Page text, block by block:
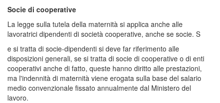
Socie di cooperative
La legge sulla tutela della maternità si applica anche alle
lavoratrici dipendenti di società cooperative, anche se socie. S
e si tratta di socie-dipendenti si deve far riferimento alle
disposizioni generali, se si tratta di socie di cooperative o di enti
cooperativi anche di fatto, queste hanno diritto alle prestazioni,
ma l'indennità di maternità viene erogata sulla base del salario
medio convenzionale fissato annualmente dal Ministero del
lavoro.